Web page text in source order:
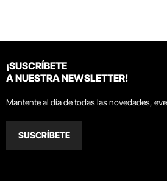
¡SUSCRÍBETE
A NUESTRA NEWSLETTER!
Mantente al día de todas las novedades,
SUSCRÍBETE